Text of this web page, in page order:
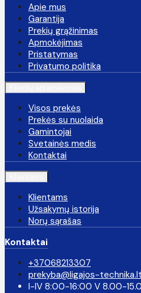
Apie mus
Garantija
Prekių grąžinimas
Apmokėjimas
Pristatymas
Privatumo politika
Visos prekės
Prekės su nuolaida
Gamintojai
Svetainės medis
Kontaktai
Klientams
Užsakymų istorija
Norų sąrašas
Kontaktai
+37068213307
prekyba@ligajos-technika.lt
I-IV 8:00-16:00 V 8.00-